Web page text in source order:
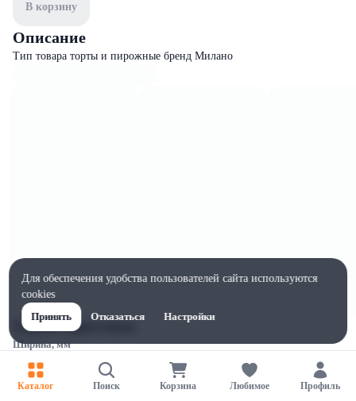
В корзину
Описание
Тип товара торты и пирожные бренд Милано
Характеристики
Ширина, мм
250
Высота, мм
Каталог Поиск Корзина Любимое Профиль
Для обеспечения удобства пользователей сайта используются
cookies
Принять
Отказаться Настройки